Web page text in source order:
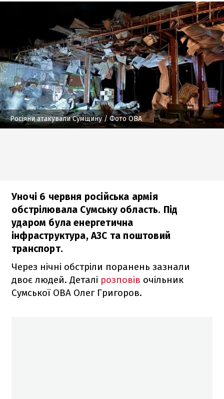
Росіяни атакували Сумщину/ Фото ОВА
Уночі 6 червня російська армія
обстрілювала Сумську область. Під
ударом була енергетична
інфраструктура, АЗС та поштовий
транспорт.
Через нічні обстріли поранень зазнали
двоє людей. Деталі розповів очільник
Сумської ОВА Олег Григоров.